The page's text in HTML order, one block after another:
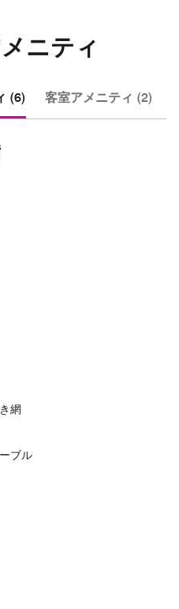
ニティ
(6) 客室アメニティ (2)
網
ブル